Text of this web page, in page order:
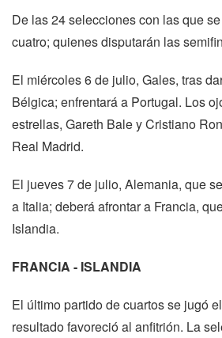
De las 24 selecciones con las que
cuatro; quienes disputarán las
El miércoles 6 de julio, Gales, tras
Bélgica; enfrentará a Portugal. Los
estrellas, Gareth Bale y Cristiano
Real Madrid.
El jueves 7 de julio, Alemania, que
a Italia; deberá afrontar a Francia,
Islandia.
FRANCIA - ISLANDIA
El último partido de cuartos se jugó
resultado favoreció al anfitrión. La